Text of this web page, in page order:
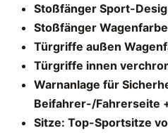
Stoßfänger Sport-
Stoßfänger Wagenfarbe
Türgriffe außen
Türgriffe innen
Warnanlage für
Beifahrer-/Fahrerseite
Sitze: Top-Sportsitze